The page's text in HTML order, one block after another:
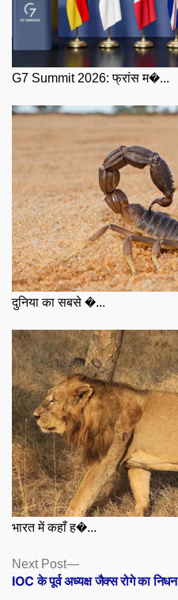
G7 Summit 2026: फ्रांस म�...
दुनिया का सबसे �...
भारत में कहाँ ह�...
Posts
navigation
Next Post
Next
post:
IOC के पूर्व अध्यक्ष जैक्स रोगे का निधन